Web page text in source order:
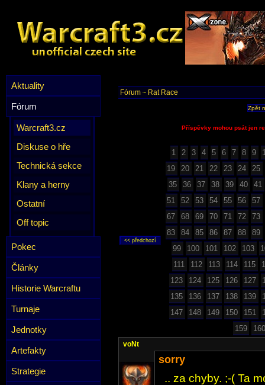
Aktuality
Fórum
Warcraft3.cz
Diskuse o hře
Technická sekce
Klany a herny
Ostatní
Off topic
Pokec
Články
Historie Warcraftu
Turnaje
Jednotky
Artefakty
Strategie
Fórum ~ Rat Race
Zpět
Příspěvky mohou psát jen
1 2 3 4 5 6 7 8 9
19
20 21 22 23 24
25
35
36 37 38 39 40
41
51
52 53 54 55 56
57
67
68 69 70 71 72
73
83
84 85 86 87 88
89
99
100 101 102 103
111
112 113 114 115
123
124 125 126 127
135
136 137 138 139
147
148 149 150 151
159
160
voNt
sorry
.. za chyby. ;-( Ta